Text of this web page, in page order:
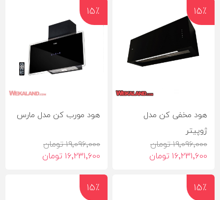
15٪
هود مخفی کن مدل
ژوپیتر
19٬096٬000 تومان
16٬231٬600 تومان
15٪
هود مورب کن مدل مارس
19٬096٬000 تومان
16٬231٬600 تومان
15٪ 15٪